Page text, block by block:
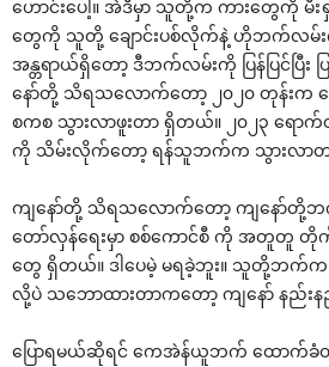
ဟောင်းပေါ့။ အဲဒီမှာ သူတို့က ကားတွေကို မီ
တွေကို သူတို့ ချောင်းပစ်လိုက်နဲ့ ဟိုဘက်လမ်း
အန္တရာယ်ရှိတော့ ဒီဘက်လမ်းကို ပြန်ပြင်ပြီး ပ
နော်တို့ သိရသလောက်တော့ ၂၀၂၀ တုန်းက က
စကစ သွားလာဖူးတာ ရှိတယ်။ ၂၀၂၃ ရောက်
ကို သိမ်းလိုက်တော့ ရန်သူဘက်က သွားလာတ
ကျနော်တို့ သိရသလောက်တော့ ကျနော်တို့ဘ
တော်လှန်ရေးမှာ စစ်ကောင်စီ ကို အတူတူ တို
တွေ ရှိတယ်။ ဒါပေမဲ့ မရခဲ့ဘူး။ သူတို့ဘက်
လို့ပဲ သဘောထားတာကတော့ ကျနော် နည်
ပြောရမယ်ဆိုရင် ကေအဲန်ယူဘက် ထော